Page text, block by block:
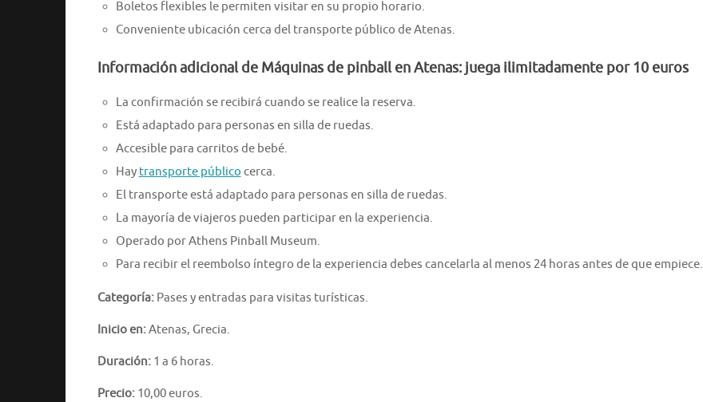
Boletos flexibles le permiten visitar en su propio horario.
Conveniente ubicación cerca del transporte público de Atenas.
Información adicional de Máquinas de pinball en Atenas: juega ilimitadamente por 10 euros
La confirmación se recibirá cuando se realice la reserva.
Está adaptado para personas en silla de ruedas.
Accesible para carritos de bebé.
Hay transporte público cerca.
El transporte está adaptado para personas en silla de ruedas.
La mayoría de viajeros pueden participar en la experiencia.
Operado por Athens Pinball Museum.
Para recibir el reembolso íntegro de la experiencia debes cancelarla al menos 24 horas antes de que empiece.
Categoría: Pases y entradas para visitas turísticas.
Inicio en:Atenas, Grecia.
Duración: 1 a 6 horas.
Precio: 10,00 euros.